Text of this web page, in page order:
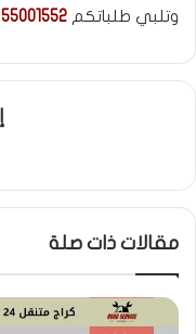
وتلبي طلباتكم 55001552
مقالات ذات صلة